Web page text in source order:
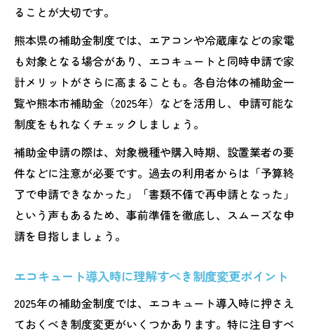
ることが大切です。
熊本県の補助金制度では、エアコンや冷蔵庫などの家電
も対象となる場合があり、エコキュートと同時申請で家
計メリットがさらに高まることも。各自治体の補助金一
覧や熊本市補助金（2025年）などを活用し、申請可能な
制度をもれなくチェックしましょう。
補助金申請の際は、対象機種や購入時期、設置業者の要
件などに注意が必要です。過去の利用者からは「予算終
了で申請できなかった」「書類不備で再申請となった」
という声もあるため、事前準備を徹底し、スムーズな申
請を目指しましょう。
エコキュート導入時に理解すべき制度変更ポイント
2025年の補助金制度では、エコキュート導入時に押さえ
ておくべき制度変更がいくつかあります。特に注目すべ